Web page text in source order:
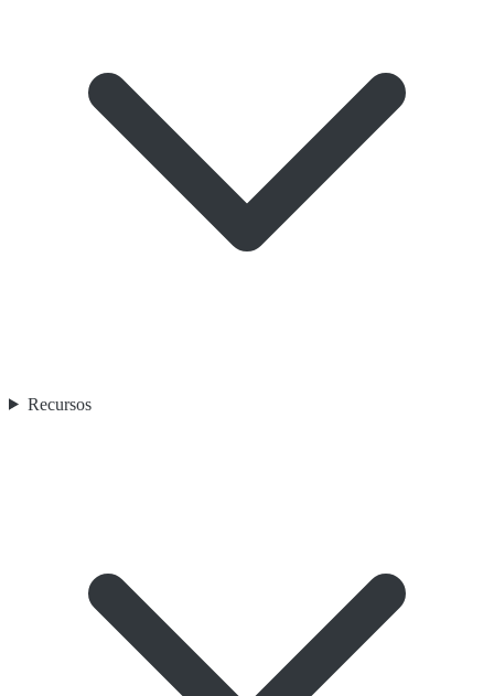
Recursos